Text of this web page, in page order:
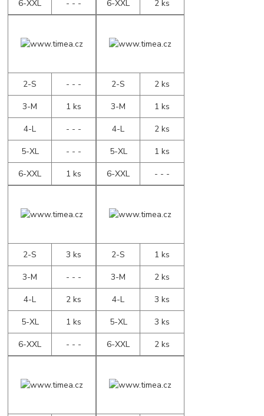
6-XXL - - - 6-XXL 2 ks
2-S
- - -
3-M
1 ks
4-L
- - -
5-XL
- - -
6-XXL
1 ks
2-S
2 ks
3-M
1 ks
4-L
2 ks
5-XL
1 ks
6-XXL
- - -
2-S
3 ks
3-M
- - -
4-L
2 ks
5-XL
1 ks
6-XXL
- - -
2-S
1 ks
3-M
2 ks
4-L
3 ks
5-XL
3 ks
6-XXL
2 ks